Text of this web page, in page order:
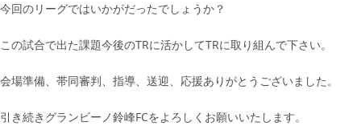
今回のリーグではいかがだったでしょうか？
この試合で出た課題今後のTRに活かしてTRに取り組んで下さい。
会場準備、帯同審判、指導、送迎、応援ありがとうございました。
引き続きグランビーノ鈴峰FCをよろしくお願いいたします。